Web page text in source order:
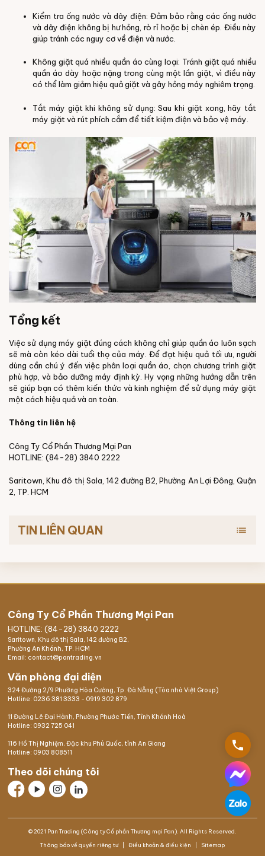
Kiểm tra ống nước và dây điện: Đảm bảo rằng các ống nước
và dây điện không bị hư hỏng, rò rỉ hoặc bị chèn ép. Điều này
giúp tránh các nguy cơ về điện và nước.
Không giặt quá nhiều quần áo cùng loại: Tránh giặt quá nhiều
quần áo dày hoặc nặng trong cùng một lần giặt, vì điều này
có thể làm giảm hiệu quả giặt và gây hỏng máy nghiêm trọng.
Tắt máy giặt khi không sử dụng: Sau khi giặt xong, hãy tắt
máy giặt và rút phích cắm để tiết kiệm điện và bảo vệ máy.
Tổng kết
Việc sử dụng máy giặt đúng cách không chỉ giúp quần áo luôn sạch
sẽ mà còn kéo dài tuổi thọ của máy. Để đạt hiệu quả tối ưu, người
dùng cần chú ý đến việc phân loại quần áo, chọn chương trình giặt
phù hợp, và bảo dưỡng máy định kỳ. Hy vọng những hướng dẫn trên
sẽ giúp bạn có thêm kiến thức và kinh nghiệm để sử dụng máy giặt
một cách hiệu quả và an toàn.
Thông tin liên hệ
Công Ty Cổ Phần Thương Mại Pan
HOTLINE: (84-28) 3840 2222
Saritown, Khu đô thị Sala, 142 đường B2, Phường An Lợi Đông, Quận
2, TP. HCM
TIN LIÊN QUAN list
Công Ty Cổ Phần Thương Mại Pan
HOTLINE: (84-28) 3840 2222
Saritown, Khu đô thị Sala, 142 đường B2,
Phường An Khánh, TP. HCM
Email: contact@pantrading.vn
Văn phòng đại diện
324 Đường 2/9 Phường Hòa Cường, Tp. Đà Nẵng (Tòa nhà Việt Group)
Hotline: 0236 381 3333 - 0919 302 879
11 Đường Lê Đại Hành, Phường Phước Tiến, Tỉnh Khánh Hoà
Hotline: 0932 725 041
116 Hồ Thị Nghiệm, Đặc khu Phú Quốc, tỉnh An Giang
Hotline: 0903 808511
Theo dõi chúng tôi
© 2021 Pan Trading (Công ty Cổ phần Thương mại Pan). All Rights Reserved.
Thông báo về quyền riêng tư Điều khoản & điều kiện Sitemap
phone